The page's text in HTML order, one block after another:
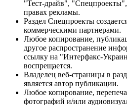
"Тест-драйв",
правах рекламы.
Раздел Спецпроекты
коммерческими партнерами.
Любое копирование,
другое распространение
ссылку на "Интерфакс-
воспрещается.
Владелец веб-страницы в
является автор публикации.
Любое копирование,
фотографий и/или